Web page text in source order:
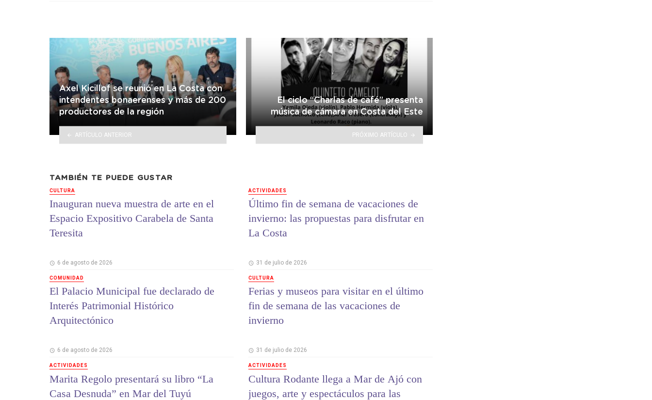
Axel Kicillof se reunió en La Costa con
intendentes bonaerenses y más de 200
productores de la región
ARTÍCULO ANTERIOR
El ciclo “Charlas de café” presenta
música de cámara en Costa del Este
PRÓXIMO ARTÍCULO
TAMBIÉN TE PUEDE GUSTAR
CULTURA
Inauguran nueva muestra de arte en el
Espacio Expositivo Carabela de Santa
Teresita
6 de agosto de 2026
COMUNIDAD
El Palacio Municipal fue declarado de
Interés Patrimonial Histórico
Arquitectónico
6 de agosto de 2026
ACTIVIDADES
Marita Regolo presentará su libro “La
Casa Desnuda” en Mar del Tuyú
ACTIVIDADES
Último fin de semana de vacaciones de
invierno: las propuestas para disfrutar en
La Costa
31 de julio de 2026
CULTURA
Ferias y museos para visitar en el último
fin de semana de las vacaciones de
invierno
31 de julio de 2026
ACTIVIDADES
Cultura Rodante llega a Mar de Ajó con
juegos, arte y espectáculos para las